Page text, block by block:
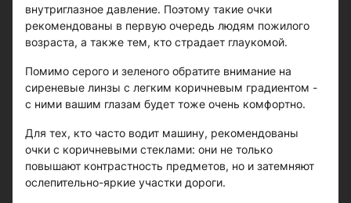
внутриглазное давление. Поэтому такие очки
рекомендованы в первую очередь людям пожилого
возраста, а также тем, кто страдает глаукомой.
Помимо серого и зеленого обратите внимание на
сиреневые линзы с легким коричневым градиентом -
с ними вашим глазам будет тоже очень комфортно.
Для тех, кто часто водит машину, рекомендованы
очки с коричневыми стеклами: они не только
повышают контрастность предметов, но и затемняют
ослепительно-яркие участки дороги.